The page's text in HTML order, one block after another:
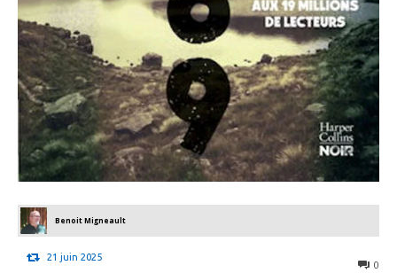
Benoit Migneault
21 juin 2025
0